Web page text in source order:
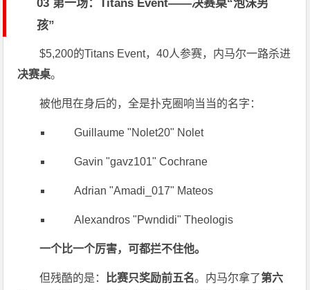
03 第一场：Titans Event——决赛桌“泡沫男
孩”
$5,200的Titans Event，40人参赛，内马尔一路杀进
决赛桌。
被他甩在身后的，全是扑克圈响当当的名字：
Guillaume "Nolet20" Nolet
Gavin "gavz101" Cochrane
Adrian "Amadi_017" Mateos
Alexandros "Pwndidi" Theologis
一个比一个厉害，可都拦不住他。
但残酷的是： 比赛只奖励前五名。内马尔拿了第六